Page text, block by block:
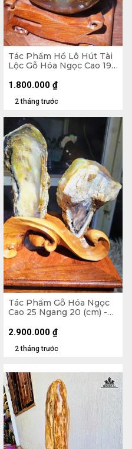
Tác Phẩm Hồ Lô Hút Tài
Lộc Gỗ Hóa Ngọc Cao 19
2 tháng trước
1.800.000 ₫
Tác Phẩm Gỗ Hóa Ngọc
Cao 25 Ngang 20 (cm) -
2 tháng trước
2.900.000 ₫